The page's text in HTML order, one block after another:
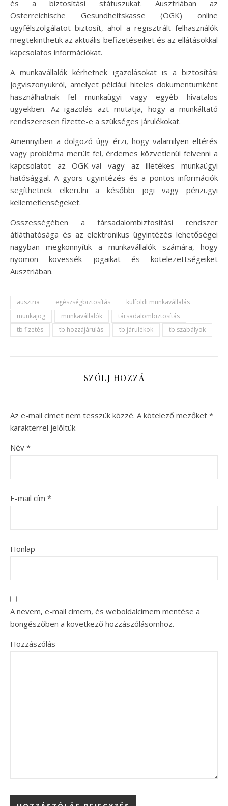
és a biztosítási státuszukat. Ausztriában az
Österreichische Gesundheitskasse (ÖGK) online
ügyfélszolgálatot biztosít, ahol a regisztrált felhasználók
megtekinthetik az aktuális befizetéseiket és az ellátásokkal
kapcsolatos információkat.
A munkavállalók kérhetnek igazolásokat is a biztosítási
jogviszonyukról, amelyet például hiteles dokumentumként
használhatnak fel munkaügyi vagy egyéb hivatalos
ügyekben. Az igazolás azt mutatja, hogy a munkáltató
rendszeresen fizette-e a szükséges járulékokat.
Amennyiben a dolgozó úgy érzi, hogy valamilyen eltérés
vagy probléma merült fel, érdemes közvetlenül felvenni a
kapcsolatot az ÖGK-val vagy az illetékes munkaügyi
hatósággal. A gyors ügyintézés és a pontos információk
segíthetnek elkerülni a későbbi jogi vagy pénzügyi
kellemetlenségeket.
Összességében a társadalombiztosítási rendszer
átláthatósága és az elektronikus ügyintézés lehetőségei
nagyban megkönnyítik a munkavállalók számára, hogy
nyomon kövessék jogaikat és kötelezettségeiket
Ausztriában.
ausztria egészségbiztosítás
külföldi munkavállalás
munkajog
munkavállalók
társadalombiztosítás
tb fizetés
tb hozzájárulás tb járulékok tb szabályok
SZÓLJ HOZZÁ
Az e-mail címet nem tesszük közzé. A kötelező mezőket *
karakterrel jelöltük
Név *
E-mail cím *
Honlap
A nevem, e-mail címem, és weboldalcímem mentése a
böngészőben a következő hozzászólásomhoz.
Hozzászólás